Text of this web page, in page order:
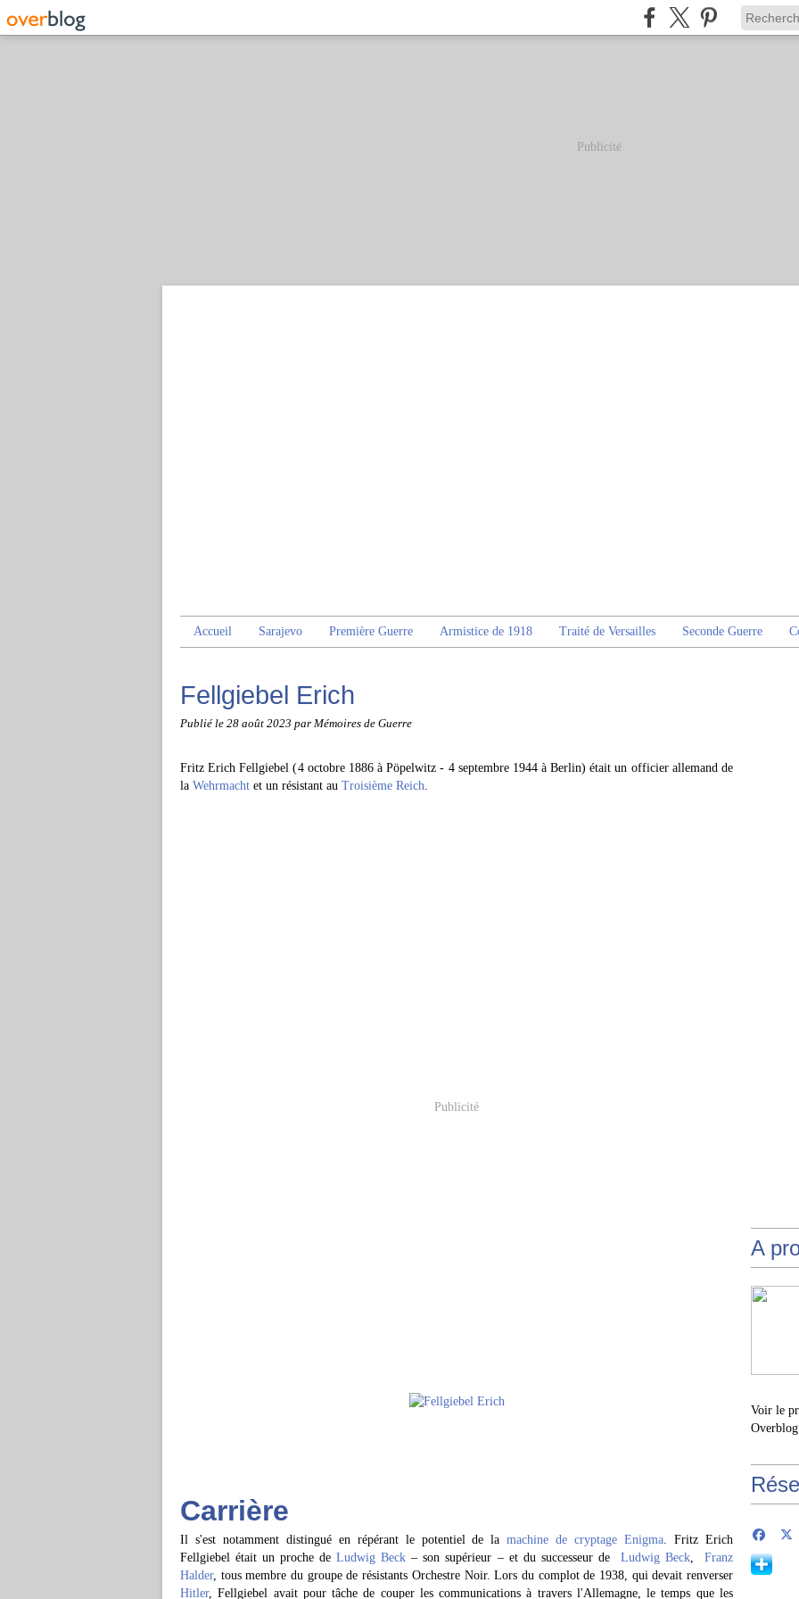
Publicité
Accueil Sarajevo Première Guerre Armistice de 1918 Traité de Versailles Seconde Guerre
Fellgiebel Erich
Publié le 28 août 2023 par Mémoires de Guerre
Fritz Erich Fellgiebel (4 octobre 1886 à Pöpelwitz - 4 septembre 1944 à Berlin) était un officier allemand de
la Wehrmacht et un résistant au Troisième Reich.
Publicité
Carrière
Il s'est notamment distingué en répérant le potentiel de lamachine de cryptage Enigma. Fritz Erich
Fellgiebel était un proche deLudwig Beck – son supérieur – et du successeur de Ludwig Beck,Franz
Halder, tous membre du groupe de résistants Orchestre Noir. Lors du complot de 1938, qui devait renverser
Hitler, Fellgiebel avait pour tâche de couper les communications à travers l'Allemagne, le temps que les
A
Voir le
Overblog